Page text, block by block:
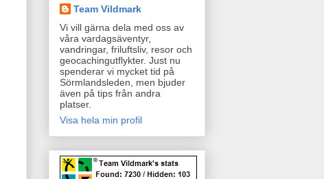
Team Vildmark
Vi vill gärna dela med oss av
våra vardagsäventyr,
vandringar, friluftsliv, resor och
geocachingutflykter. Just nu
spenderar vi mycket tid på
Sörmlandsleden, men bjuder
även på tips från andra
platser.
Visa hela min profil